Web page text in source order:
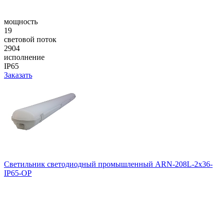
мощность
19
световой поток
2904
исполнение
IP65
Заказать
Светильник светодиодный промышленный ARN-208L-2x36-
IP65-OP